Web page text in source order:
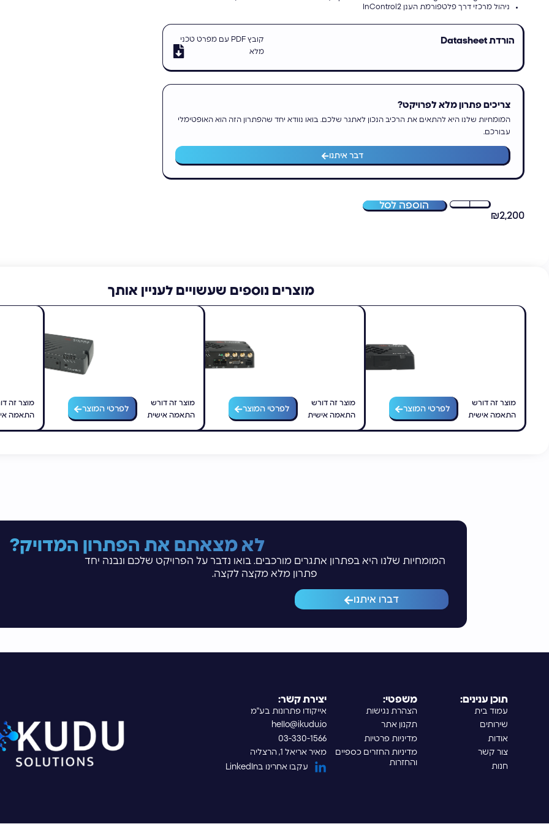
ניהול מרכזי דרך פלטפורמת הענן InControl2
הורדת Datasheet
קובץ PDF עם מפרט טכני
מלא
צריכים פתרון מלא לפרויקט?
המומחיות שלנו היא להתאים את הרכיב הנכון לאתגר שלכם. בואו נוודא יחד שהפתרון הזה הוא האופטימלי
עבורכם.
דבר איתנו
₪2,200
הוספה לסל
מוצרים נוספים שעשויים לעניין אותך
מוצר זה דורש
התאמה אישית
לפרטי המוצר
מוצר זה דורש
התאמה אישית
לפרטי המוצר
מוצר זה דורש
התאמה אישית
לפרטי המוצר
מוצר זה
התאמה
לא מצאתם את הפתרון המדויק?
המומחיות שלנו היא בפתרון אתגרים מורכבים. בואו נדבר על הפרויקט שלכם ונבנה יחד
פתרון מלא מקצה לקצה.
דברו איתנו
תוכן ענינים:
עמוד בית
שירותים
אודות
צור קשר
חנות
משפטי:
הצהרת נגישות
תקנון אתר
מדיניות פרטיות
מדיניות החזרים כספיים
והחזרות
יצירת קשר:
אייקודו פתרונות בע"מ
hello@ikudu.io
03-330-1566
מאיר אריאל 1, הרצליה
עקבו אחרינו בLinkedIn